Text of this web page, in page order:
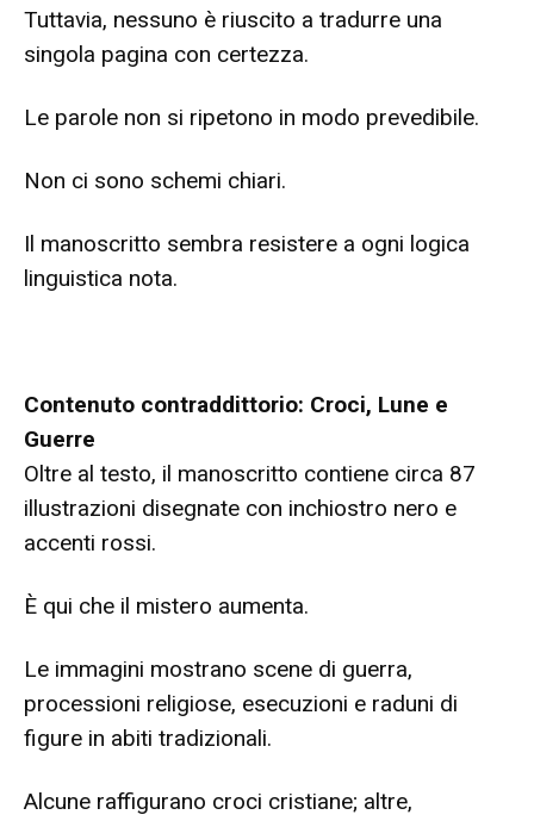
Tuttavia, nessuno è riuscito a tradurre una
singola pagina con certezza.
Le parole non si ripetono in modo prevedibile.
Non ci sono schemi chiari.
Il manoscritto sembra resistere a ogni logica
linguistica nota.
Contenuto contraddittorio: Croci, Lune e
Guerre
Oltre al testo, il manoscritto contiene circa 87
illustrazioni disegnate con inchiostro nero e
accenti rossi.
È qui che il mistero aumenta.
Le immagini mostrano scene di guerra,
processioni religiose, esecuzioni e raduni di
figure in abiti tradizionali.
Alcune raffigurano croci cristiane; altre,